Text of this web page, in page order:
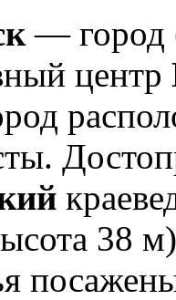
— город
центр
38